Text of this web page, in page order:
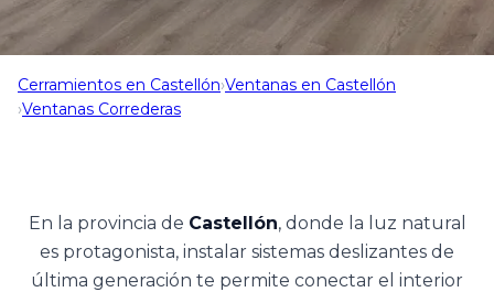
Cerramientos en Castellón›Ventanas en Castellón
›Ventanas Correderas
En la provincia de Castellón, donde la luz natural
es protagonista, instalar sistemas deslizantes de
última generación te permite conectar el interior